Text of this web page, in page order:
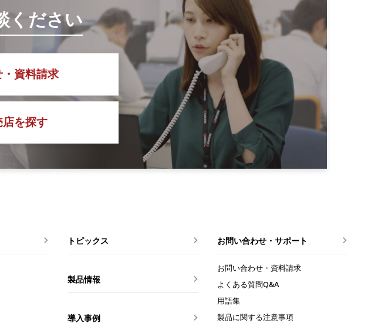
ください
資料請求
を探す
トピックス
製品情報
導入事例
お問い合わせ・サポート
お問い合わせ・資料請求
よくある質問Q&A
用語集
製品に関する注意事項